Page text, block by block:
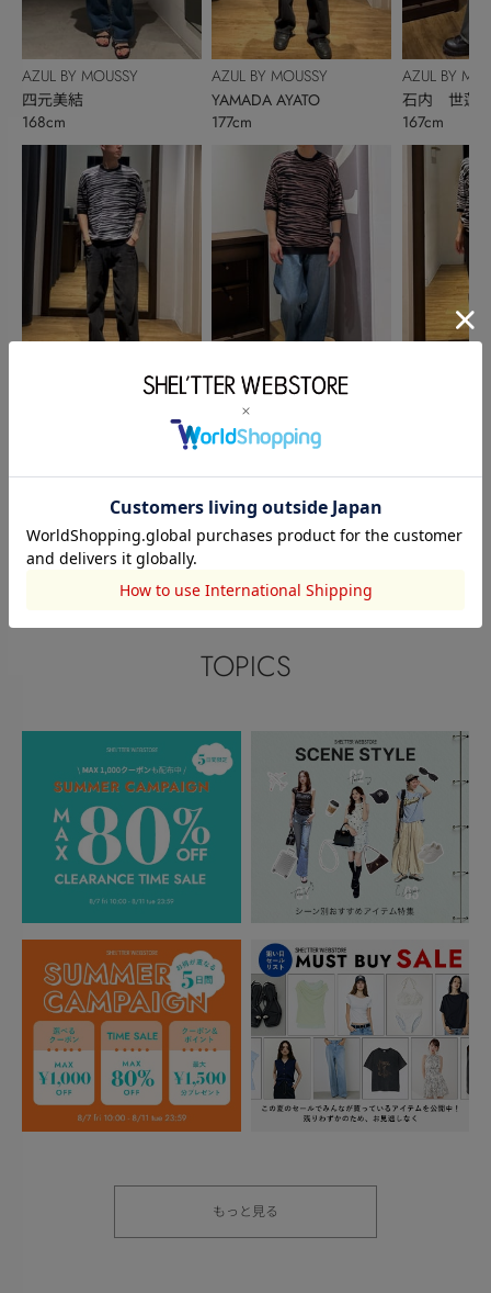
AZUL BY MOUSSY
四元美結
168cm
AZUL BY MOUSSY
YAMADA AYATO
177cm
AZUL BY MOUSSY
石内 世蓮
167cm
AZUL BY
石内 世蓮
167cm
このアイテムを見た人がチェックしている商品
閲覧中カテゴリーのランキング
TOPICS
もっと見る